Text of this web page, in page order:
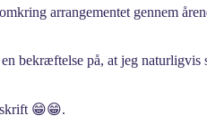
arrangementet gennem
bekræftelse på, at jeg naturligvis
😁😁.